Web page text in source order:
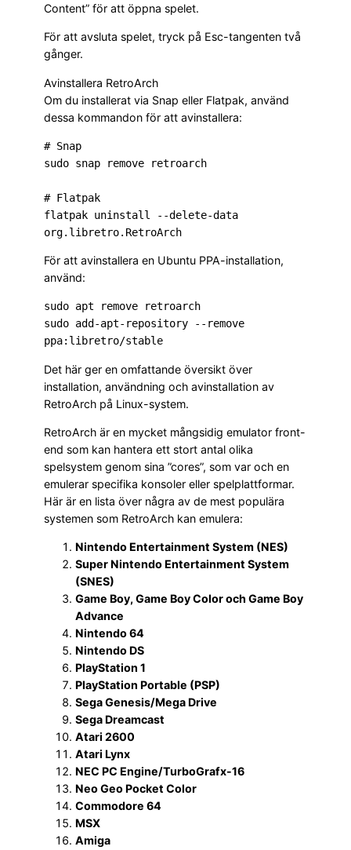
Content” för att öppna spelet.
För att avsluta spelet, tryck på Esc-tangenten två
gånger.
Avinstallera RetroArch
Om du installerat via Snap eller Flatpak, använd
dessa kommandon för att avinstallera:
# Snap
sudo snap remove retroarch
# Flatpak
flatpak uninstall --delete-data
org.libretro.RetroArch
För att avinstallera en Ubuntu PPA-installation,
använd:
sudo apt remove retroarch
sudo add-apt-repository --remove
ppa:libretro/stable
Det här ger en omfattande översikt över
installation, användning och avinstallation av
RetroArch på Linux-system.
RetroArch är en mycket mångsidig emulator front-
end som kan hantera ett stort antal olika
spelsystem genom sina ”cores”, som var och en
emulerar specifika konsoler eller spelplattformar.
Här är en lista över några av de mest populära
systemen som RetroArch kan emulera:
Nintendo Entertainment System (NES)
Super Nintendo Entertainment System
(SNES)
Game Boy, Game Boy Color och Game Boy
Advance
Nintendo 64
Nintendo DS
PlayStation 1
PlayStation Portable (PSP)
Sega Genesis/Mega Drive
Sega Dreamcast
Atari 2600
Atari Lynx
NEC PC Engine/TurboGrafx-16
Neo Geo Pocket Color
Commodore 64
MSX
Amiga